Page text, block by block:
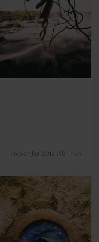
7 november 2012 1 min